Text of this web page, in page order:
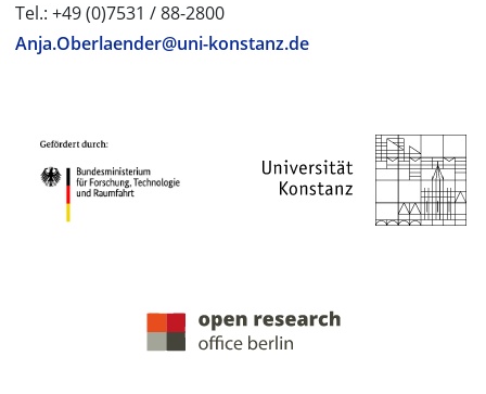
Tel.: +49 (0)7531 / 88-2800
Anja.Oberlaender@uni-konstanz.de